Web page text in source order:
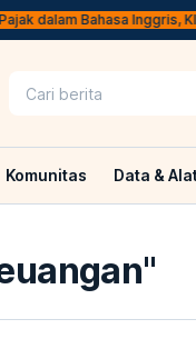
dalam Bahasa Inggris, Klik
Komunitas Data &
"